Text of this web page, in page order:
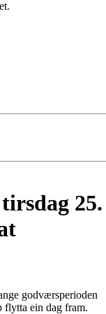
25.
godværsperioden
flytta ein dag fram.